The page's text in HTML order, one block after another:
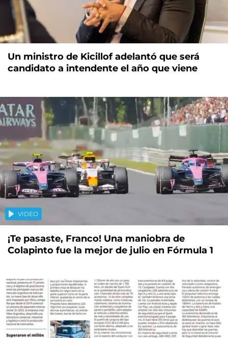
Un ministro de Kicillof adelantó que será
candidato a intendente el año que viene
VIDEO
¡Te pasaste, Franco! Una maniobra de
Colapinto fue la mejor de julio en Fórmula 1